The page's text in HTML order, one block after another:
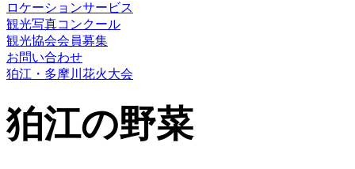
ロケーションサービス
観光写真コンクール
観光協会会員募集
お問い合わせ
狛江・多摩川花火大会
狛江の野菜